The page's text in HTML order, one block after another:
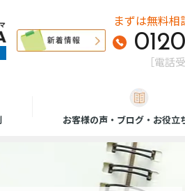
まずは無料相
［電話
お客様の声・ブログ・お役立